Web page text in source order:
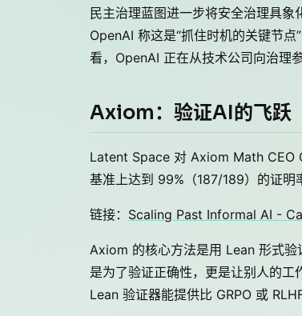
民主治理蓝图进一步将安全治理具象
OpenAI 称这是“抓住时机的关键节
看，OpenAI 正在从技术公司向治理
Axiom：验证AI的飞跃
Latent Space 对 Axiom Math CEO
基准上达到 99%（187/189）的证明
链接： Scaling Past Informal AI -
Axiom 的核心方法是用 Lean 形式
是为了验证正确性，更是让别人的工
Lean 验证器能提供比 GRPO 或